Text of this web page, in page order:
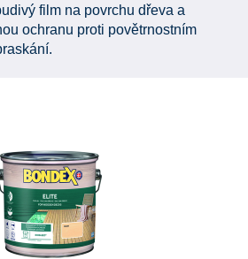
film na povrchu dřeva a
ochranu proti povětrnostním